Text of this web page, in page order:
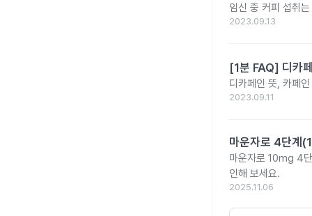
임신 중 커피 섭취
2023.09.13
[1분 FAQ] 디카
디카페인 뜻, 카페
2023.09.11
마운자로 4단계
마운자로 10mg 4
인해 보세요.
2025.11.06